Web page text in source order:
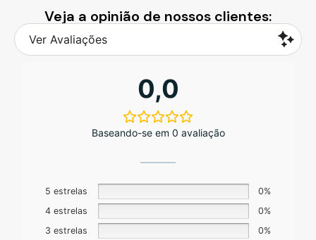
Veja a opinião de nossos clientes:
Ver Avaliações
0,0
Baseando-se em 0 avaliação
5 estrelas
0%
4 estrelas
0%
3 estrelas
0%